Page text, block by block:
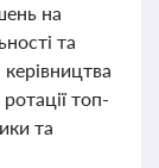
на
та
топ-
та